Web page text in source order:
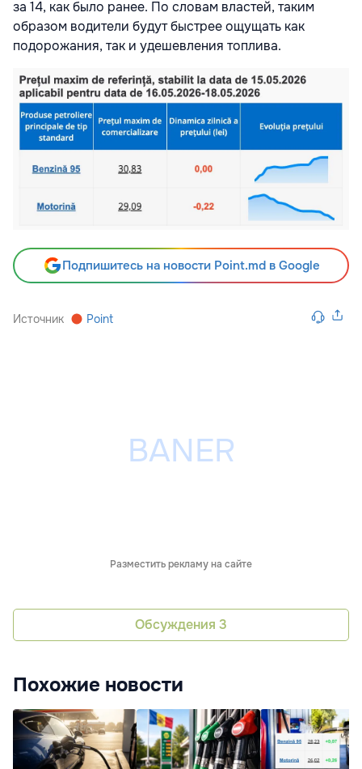
за 14, как было ранее. По словам властей, таким
образом водители будут быстрее ощущать как
подорожания, так и удешевления топлива.
Подпишитесь на новости Point.md в Google
Источник Point
Разместить рекламу на сайте
Обсуждения 3
Похожие новости